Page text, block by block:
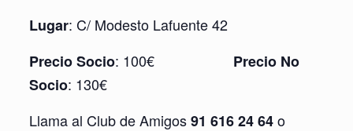
Lugar: C/ Modesto Lafuente 42
Precio Socio: 100€ Precio No
Socio: 130€
Llama al Club de Amigos91 616 24 64o